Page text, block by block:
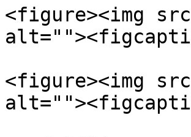
<figure><img
<figure><img